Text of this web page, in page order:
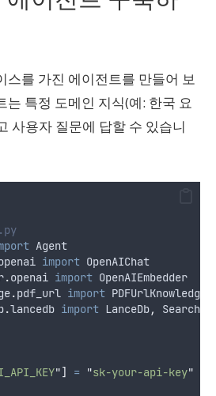
스를 가진 에이전트를 만들어 보
는 특정 도메인 지식(예: 한국 요
사용자 질문에 답할 수 있습니
Agent
import OpenAIChat
.openai import OpenAIEmbedder
.pdf_url import
.lancedb import LanceDb,
"] = "sk-your-api-key"